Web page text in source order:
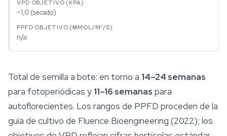
~1,0 (secado)
n/a
Total de semilla a bote: en torno a 14–24 semanas
para fotoperiódicas y 11–16 semanas para
autoflorecientes. Los rangos de PPFD proceden de la
guía de cultivo de Fluence Bioengineering (2022); los